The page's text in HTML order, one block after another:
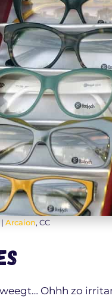
|Arcaion, CC
Ohhh zo